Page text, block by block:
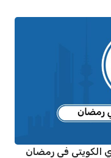
الكويتي في رمضان